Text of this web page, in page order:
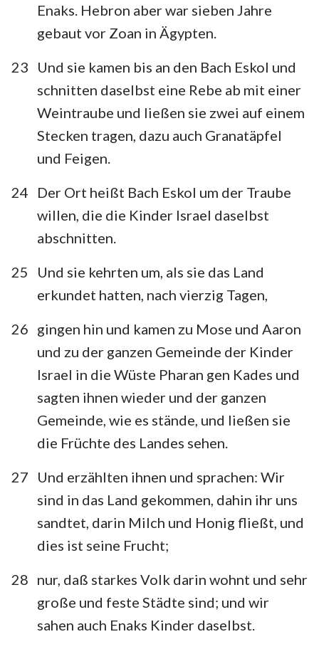
22
23 24 25 26 27
28
29
30 31 32 33
36
Enaks. Hebron aber war sieben Jahre
gebaut vor Zoan in Ägypten.
23
Und sie kamen bis an den Bach Eskol und
schnitten daselbst eine Rebe ab mit einer
Weintraube und ließen sie zwei auf einem
Stecken tragen, dazu auch Granatäpfel
und Feigen.
24
Der Ort heißt Bach Eskol um der Traube
willen, die die Kinder Israel daselbst
abschnitten.
25
Und sie kehrten um, als sie das Land
erkundet hatten, nach vierzig Tagen,
26 gingen hin und kamen zu Mose und Aaron
und zu der ganzen Gemeinde der Kinder
Israel in die Wüste Pharan gen Kades und
sagten ihnen wieder und der ganzen
Gemeinde, wie es stände, und ließen sie
die Früchte des Landes sehen.
27
Und erzählten ihnen und sprachen: Wir
sind in das Land gekommen, dahin ihr uns
sandtet, darin Milch und Honig fließt, und
dies ist seine Frucht;
28 nur, daß starkes Volk darin wohnt und sehr
große und feste Städte sind; und wir
sahen auch Enaks Kinder daselbst.